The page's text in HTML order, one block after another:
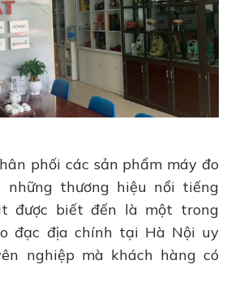
phối các sản phẩm máy đo
thương hiệu nổi tiếng
được biết đến là một trong
đạc địa chính tại Hà Nội uy
nghiệp mà khách hàng có